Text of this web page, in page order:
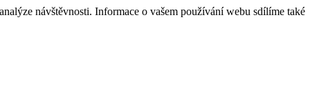
návštěvnosti. Informace o vašem používání webu sdílíme také